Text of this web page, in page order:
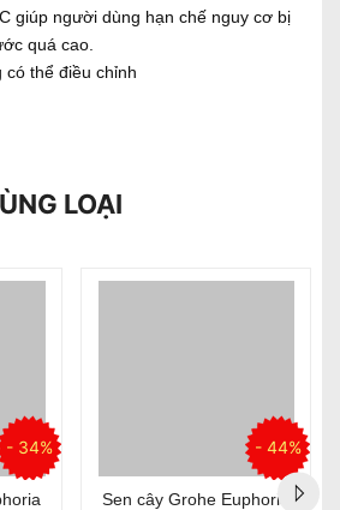
giúp người dùng hạn chế nguy cơ bị
quá cao.
thể điều chỉnh
LOẠI
- 34% - 44%
Sen cây Grohe Euphoria